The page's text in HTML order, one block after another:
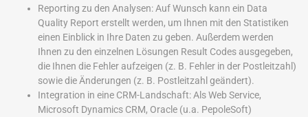
Reporting zu den Analysen: Auf Wunsch kann ein Data
Quality Report erstellt werden, um Ihnen mit den Statistiken
einen Einblick in Ihre Daten zu geben. Außerdem werden
Ihnen zu den einzelnen Lösungen Result Codes ausgegeben,
die Ihnen die Fehler aufzeigen (z. B. Fehler in der Postleitzahl)
sowie die Änderungen (z. B. Postleitzahl geändert).
Integration in eine CRM-Landschaft: Als Web Service,
Microsoft Dynamics CRM, Oracle (u.a. PepoleSoft)